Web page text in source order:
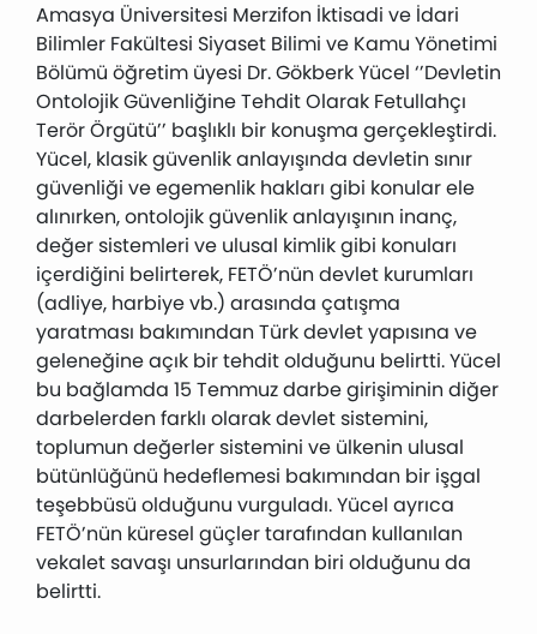
Amasya Üniversitesi Merzifon İktisadi ve İdari
Bilimler Fakültesi Siyaset Bilimi ve Kamu Yönetimi
Bölümü öğretim üyesi Dr. Gökberk Yücel ‘’Devletin
Ontolojik Güvenliğine Tehdit Olarak Fetullahçı
Terör Örgütü’’ başlıklı bir konuşma gerçekleştirdi.
Yücel, klasik güvenlik anlayışında devletin sınır
güvenliği ve egemenlik hakları gibi konular ele
alınırken, ontolojik güvenlik anlayışının inanç,
değer sistemleri ve ulusal kimlik gibi konuları
içerdiğini belirterek, FETÖ’nün devlet kurumları
(adliye, harbiye vb.) arasında çatışma
yaratması bakımından Türk devlet yapısına ve
geleneğine açık bir tehdit olduğunu belirtti. Yücel
bu bağlamda 15 Temmuz darbe girişiminin diğer
darbelerden farklı olarak devlet sistemini,
toplumun değerler sistemini ve ülkenin ulusal
bütünlüğünü hedeflemesi bakımından bir işgal
teşebbüsü olduğunu vurguladı. Yücel ayrıca
FETÖ’nün küresel güçler tarafından kullanılan
vekalet savaşı unsurlarından biri olduğunu da
belirtti.